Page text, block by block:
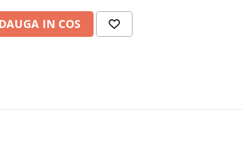
IN COS